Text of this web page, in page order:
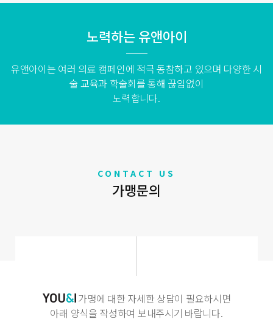
노력하는 유앤아이
유앤아이는 여러 의료 캠페인에 적극 동참하고 있으며 다양한 시
술 교육과 학술회를 통해 끊임없이
노력합니다.
CONTACT US
가맹문의
가맹에 대한 자세한 상담이 필요하시면
아래 양식을 작성하여 보내주시기 바랍니다.